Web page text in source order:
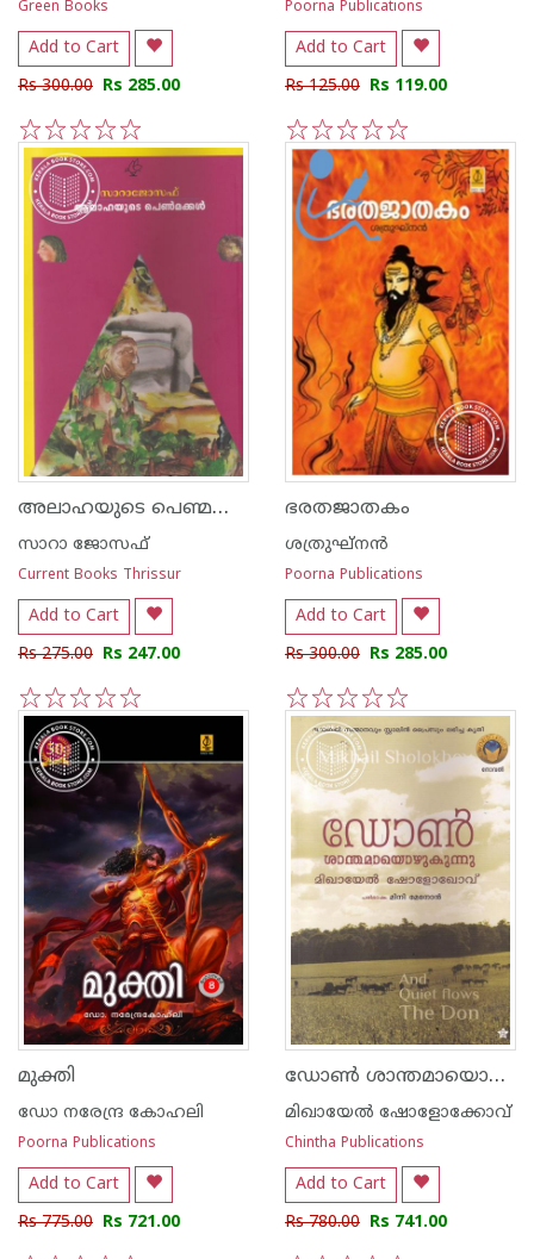
Green Books
Add to Cart
Rs 300.00 Rs 285.00
5
4
3
2
1
Poorna Publications
Add to Cart
Rs 125.00 Rs 119.00
5
4
3
2
1
അലാഹയുടെ പെണ്മക്കള്‍
സാറാ ജോസഫ്
Current Books Thrissur
Add to Cart
Rs 275.00 Rs 247.00
5
4
3
2
1
ഭരതജാതകം
ശത്രുഘ്നന്‍
Poorna Publications
Add to Cart
Rs 300.00 Rs 285.00
5
4
3
2
1
മുക്തി
ഡോ നരേന്ദ്ര കോഹലി
Poorna Publications
Add to Cart
Rs 775.00 Rs 721.00
ഡോണ്‍ ശാന്തമായൊഴുകുന്നു
മിഖായേല്‍ ഷോളോക്കോവ്
Chintha Publications
Add to Cart
Rs 780.00 Rs 741.00